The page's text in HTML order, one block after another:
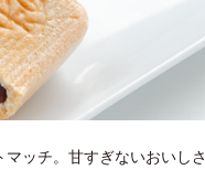
ッチ。甘すぎないおいしさ